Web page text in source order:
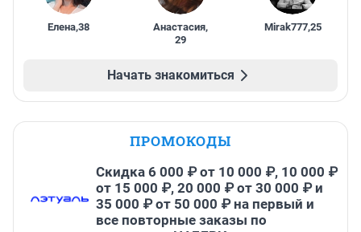
Елена,38 Анастасия,
29
Mirak777,25
Начать знакомиться
ПРОМОКОДЫ
Скидка 6 000 ₽ от 10 000 ₽, 10 000 ₽
от 15 000 ₽, 20 000 ₽ от 30 000 ₽ и
35 000 ₽ от 50 000 ₽ на первый и
все повторные заказы по